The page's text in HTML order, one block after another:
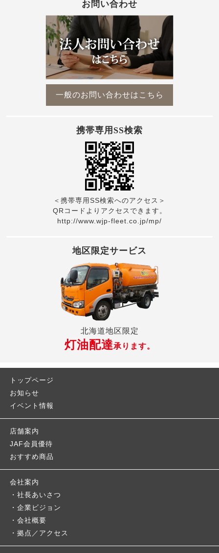
お問い合わせ
一般のお問い合わせはこちら
携帯専用SS検索
＜携帯専用SS検索へのアクセス＞
QRコードよりアクセスできます。
http://www.wjp-fleet.co.jp/mp/
地区限定サービス
北海道地区限定
灯油配達承ります。
トップページ
お知らせ
イベント情報
店舗案内
JAF会員優待
おすすめ商品
会社案内
社長あいさつ
企業ビジョン
会社概要
拠点／アクセス